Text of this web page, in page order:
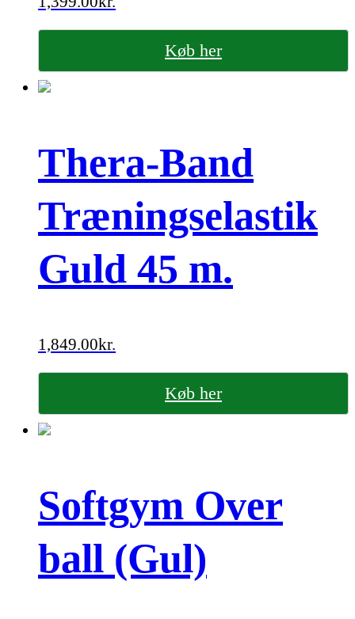
Køb her
Thera-Band
Træningselastik
Guld 45 m.
1,849.00kr.
Køb her
Softgym Over
ball (Gul)